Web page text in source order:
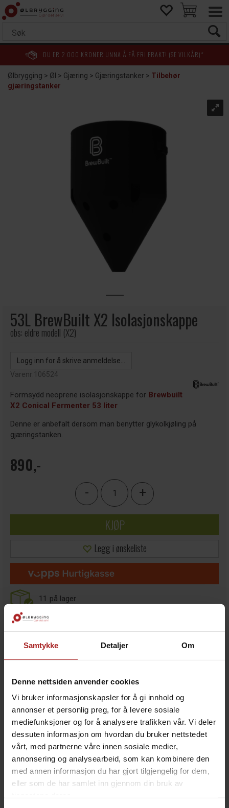
Samtykke Detaljer Om
Denne nettsiden anvender cookies
Vi bruker informasjonskapsler for å gi innhold og
annonser et personlig preg, for å levere sosiale
mediefunksjoner og for å analysere trafikken vår. Vi deler
dessuten informasjon om hvordan du bruker nettstedet
vårt, med partnerne våre innen sosiale medier,
annonsering og analysearbeid, som kan kombinere den
med annen informasjon du har gjort tilgjengelig for dem,
eller som de har samlet inn gjennom din bruk av
DU ER 2 000 KRONER UNNA Å FÅ FRI FRAKT! (SE VILKÅR)*
Ølbrygging>Øl >Gjæring>Gjæringstanker>Tilbehør
gjæringstanker
53L BrewBuilt X2 Isolasjonskappe
obs: eldre modell (X2)
Logg inn for å skrive anmeldelse...
Varenr:106524
Formsydd neoprene isolasjonskappe for Brewbuilt
X2 Conical Fermenter 53 liter
Denne er anbefalt dersom man benytter glykolkjøling på
gjæringstanken.
890,-
- +
KJØP
Legg i ønskeliste
11 på lager
BESKRIVELSE
Formsydd neoprene isolasjonskappe forBrewbuilt X2
Conical Fermenter 53 liter
Denne er anbefalt dersom man benytter glykolkjøling
på gjæringstanken.
TEKNISK INFO